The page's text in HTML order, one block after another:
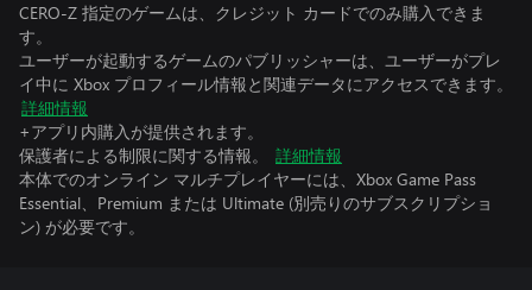
CERO-Z 指定のゲームは、クレジット カードでのみ購入できま
す。
ユーザーが起動するゲームのパブリッシャーは、ユーザーがプレ
イ中に Xbox プロフィール情報と関連データにアクセスできます。
詳細情報
+アプリ内購入が提供されます。
保護者による制限に関する情報。
詳細情報
本体でのオンライン マルチプレイヤーには、Xbox Game Pass
Essential、Premium または Ultimate (別売りのサブスクリプショ
ン) が必要です。